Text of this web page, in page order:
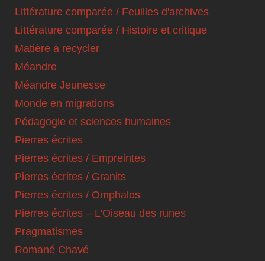
Littérature comparée / Feuilles d'archives
Littérature comparée / Histoire et critique
Matière à recycler
Méandre
Méandre Jeunesse
Monde en migrations
Pédagogie et sciences humaines
Pierres écrites
Pierres écrites / Empreintes
Pierres écrites / Granits
Pierres écrites / Omphalos
Pierres écrites – L'Oiseau des runes
Pragmatismes
Romané Chavé